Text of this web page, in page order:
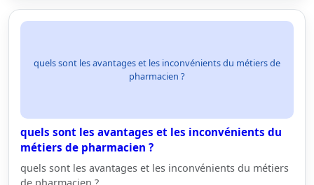
quels sont les avantages et les inconvénients du métiers de
pharmacien ?
quels sont les avantages et les inconvénients du
métiers de pharmacien ?
quels sont les avantages et les inconvénients du métiers